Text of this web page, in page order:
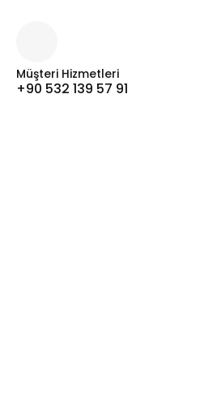
Müşteri Hizmetleri
+90 532 139 57 91